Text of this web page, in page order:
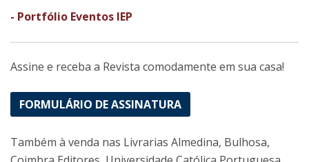
- Portfólio Eventos IEP
Assine e receba a Revista comodamente em sua casa!
FORMULÁRIO DE ASSINATURA
Também à venda nas Livrarias Almedina, Bulhosa,